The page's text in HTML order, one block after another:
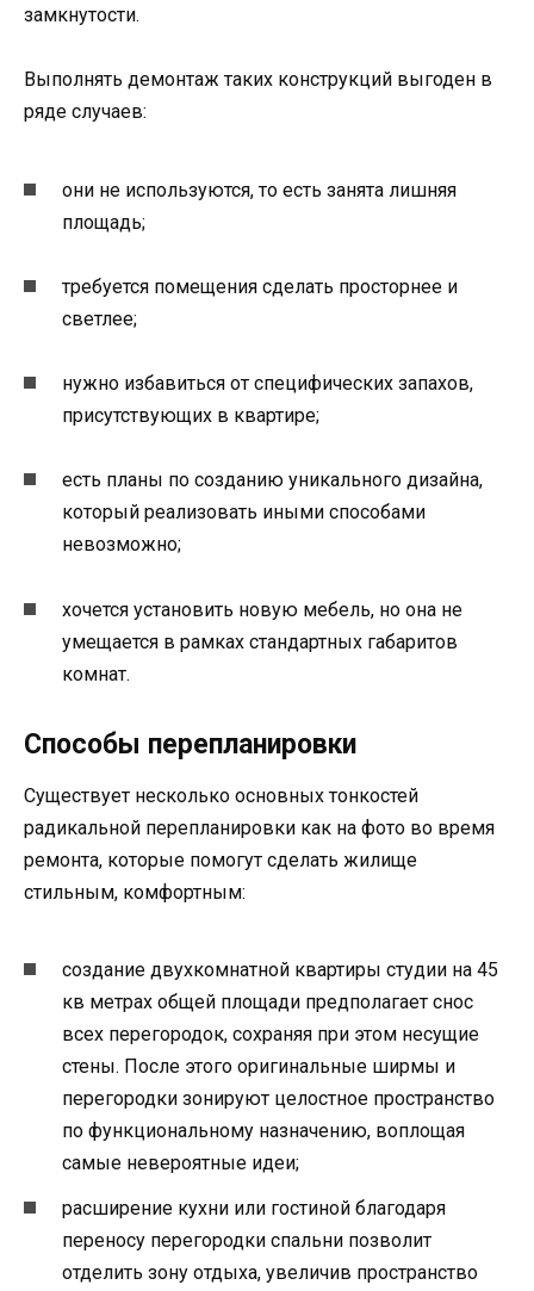
замкнутости.
Выполнять демонтаж таких конструкций выгоден в
ряде случаев:
они не используются, то есть занята лишняя
площадь;
требуется помещения сделать просторнее и
светлее;
нужно избавиться от специфических запахов,
присутствующих в квартире;
есть планы по созданию уникального дизайна,
который реализовать иными способами
невозможно;
хочется установить новую мебель, но она не
умещается в рамках стандартных габаритов
комнат.
Способы перепланировки
Существует несколько основных тонкостей
радикальной перепланировки как на фото во время
ремонта, которые помогут сделать жилище
стильным, комфортным:
создание двухкомнатной квартиры студии на 45
кв метрах общей площади предполагает снос
всех перегородок, сохраняя при этом несущие
стены. После этого оригинальные ширмы и
перегородки зонируют целостное пространство
по функциональному назначению, воплощая
самые невероятные идеи;
расширение кухни или гостиной благодаря
переносу перегородки спальни позволит
отделить зону отдыха, увеличив пространство